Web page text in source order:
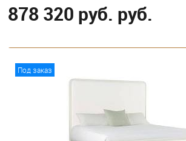
878 320 руб. руб.
Eastern King
Под заказ